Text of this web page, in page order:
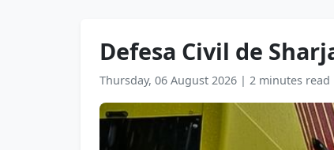
Defesa Civil de
Thursday, 06 August 2026 | 2 minutes read